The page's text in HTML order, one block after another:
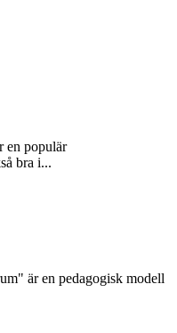
en populär
bra i...
är en pedagogisk modell